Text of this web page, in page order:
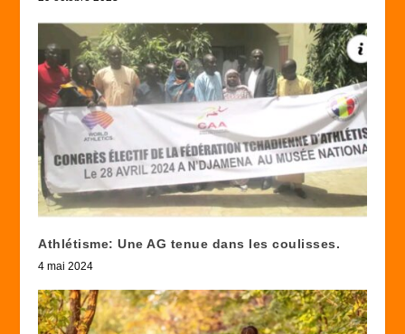
Athlétisme: Une AG tenue dans les coulisses.
4 mai 2024